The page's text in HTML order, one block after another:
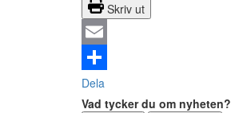
Skriv ut
Email
Dela
Vad tycker du om nyheten?